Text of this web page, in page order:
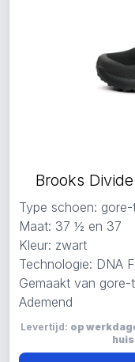
Brooks
Type schoen:
Maat: 37 ½ en 37
Kleur: zwart
Technologie: DNA
Gemaakt van
Ademend
Levertijd: op
huis